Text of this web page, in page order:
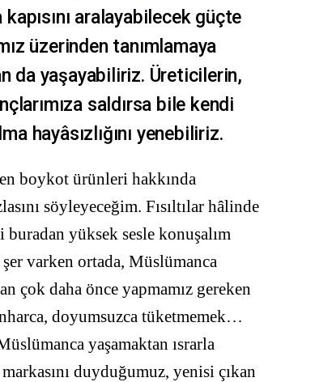
aralayabilecek güçte
üzerinden tanımlamaya
da yaşayabiliriz. Üreticilerin,
saldırsa bile kendi
hayâsızlığını yenebiliriz.
boykot ürünleri hakkında
söyleyeceğim. Fısıltılar hâlinde
buradan yüksek sesle konuşalım
varken ortada, Müslümanca
çok daha önce yapmamız gereken
doyumsuzca tüketmemek…
yaşamaktan ısrarla
duyduğumuz, yenisi çıkan